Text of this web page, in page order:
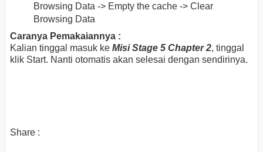
Browsing Data -> Empty the cache -> Clear
Browsing Data
Caranya Pemakaiannya :
Kalian tinggal masuk ke Misi Stage 5 Chapter 2, tinggal
klik Start. Nanti otomatis akan selesai dengan sendirinya.
Share :